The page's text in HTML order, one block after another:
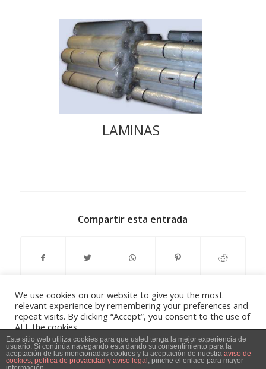
LAMINAS
Compartir esta entrada
Aviso Legal, Política de privacidad y Política de Cookies-powered by
Este sitio web utiliza cookies para que usted tenga la mejor experiencia de
usuario. Si continúa navegando está dando su consentimiento para la
aceptación de las mencionadas cookies y la aceptación de nuestra aviso de
cookies, política de provacidad y aviso legal , pinche el enlace para mayor
We use cookies on our website to give you the most
relevant experience by remembering your preferences and
repeat visits. By clicking “Accept”, you consent to the use of
ALL the cookies.
Do not sell my personal information.
Cookie Settings Accept